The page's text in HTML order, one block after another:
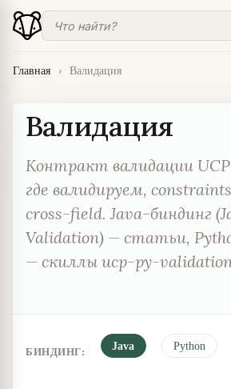
Главная › Валидация
Валидация
Контракт валидации
где валидируем,
cross-field. Java-биндинг
Validation) — статьи,
— скиллы ucp-py-
БИНДИНГ: Java Python